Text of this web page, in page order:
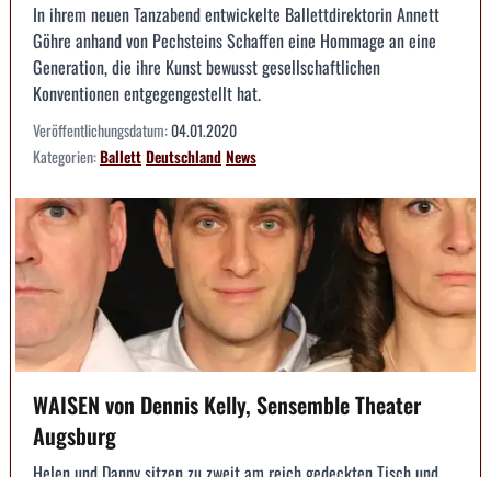
In ihrem neuen Tanzabend entwickelte Ballettdirektorin Annett
Göhre anhand von Pechsteins Schaffen eine Hommage an eine
Generation, die ihre Kunst bewusst gesellschaftlichen
Konventionen entgegengestellt hat.
Veröffentlichungsdatum:04.01.2020
Kategorien:BallettDeutschlandNews
WAISEN von Dennis Kelly, Sensemble Theater
Augsburg